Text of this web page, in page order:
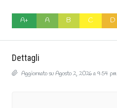
A+ A B C D
Dettagli
Aggiornato su Agosto 2, 2026 a 9:54 pm